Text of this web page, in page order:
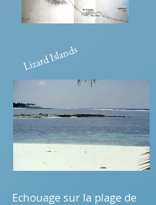
Lizard Islands
Echouage sur la plage de